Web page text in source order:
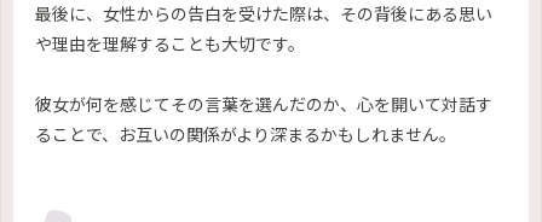
最後に、女性からの告白を受けた際は、その背後にある思い
や理由を理解することも大切です。
彼女が何を感じてその言葉を選んだのか、心を開いて対話す
ることで、お互いの関係がより深まるかもしれません。